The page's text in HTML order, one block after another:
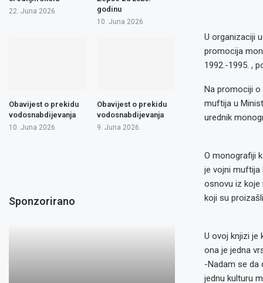
U organizaciji
promocija
1992.-1995. ,
Na promociji o
muftija u
urednik
O monografiji
je vojni muftija
osnovu iz koje
koji su
U ovoj knjizi je
ona je jedna
-Nadam se da
jednu kulturu
22. Juna 2026.
godinu
10. Juna 2026.
Obavijest o prekidu
vodosnabdijevanja
10. Juna 2026.
Obavijest o prekidu
vodosnabdijevanja
9. Juna 2026.
Sponzorirano
Oglas za